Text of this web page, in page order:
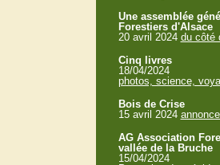
Une assemblée
Forestiers d'Alsace
20 avril 2024 du côté
Cinq livres
18/04/2024
photos, science,
Bois de Crise
15 avril 2024
AG Association
vallée de la Bruche
15/04/2024